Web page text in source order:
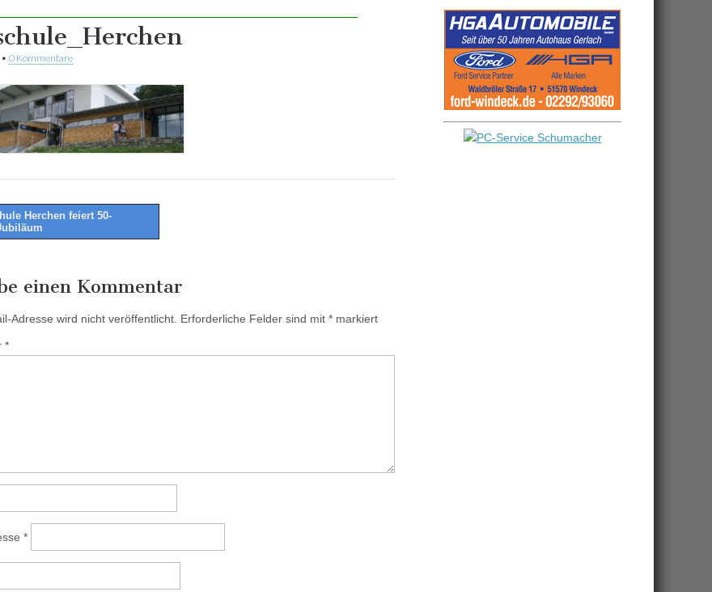
• 0 Kommentare
Herchen feiert 50-
einen Kommentar
Adresse wird nicht veröffentlicht. Erforderliche Felder sind mit * markiert
*
*